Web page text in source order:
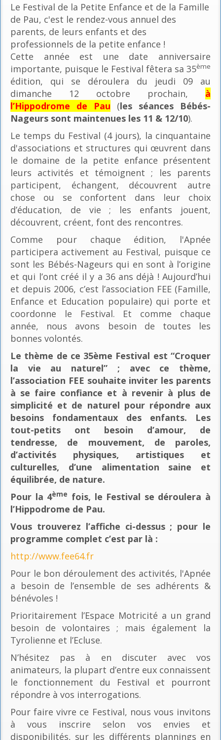
Le Festival de la Petite Enfance et de la Famille
de Pau, c'est le rendez-vous annuel des
parents, de leurs enfants et des
professionnels de la petite enfance !
Cette année est une date anniversaire
importante, puisque le Festival fêtera sa 35ème
édition, qui se déroulera du jeudi 09 au
dimanche 12 octobre prochain, à
l’Hippodrome de Pau (les séances Bébés-
Nageurs sont maintenues les 11 & 12/10).
Le temps du Festival (4 jours), la cinquantaine
d'associations et structures qui œuvrent dans
le domaine de la petite enfance présentent
leurs activités et témoignent ; les parents
participent, échangent, découvrent autre
chose ou se confortent dans leur choix
d’éducation, de vie ; les enfants jouent,
découvrent, créent, font des rencontres.
Comme pour chaque édition, l'Apnée
participera activement au Festival, puisque ce
sont les Bébés-Nageurs qui en sont à l’origine
et qui l’ont créé il y a 36 ans déjà ! Aujourd’hui
et depuis 2006, c’est l’association FEE (Famille,
Enfance et Education populaire) qui porte et
coordonne le Festival. Et comme chaque
année, nous avons besoin de toutes les
bonnes volontés.
Le thème de ce 35ème Festival est “Croquer
la vie au naturel” ; avec ce thème,
l’association FEE souhaite inviter les parents
à se faire confiance et à revenir à plus de
simplicité et de naturel pour répondre aux
besoins fondamentaux des enfants. Les
tout-petits ont besoin d’amour, de
tendresse, de mouvement, de paroles,
d’activités physiques, artistiques et
culturelles, d’une alimentation saine et
équilibrée, de nature.
Pour la 4ème fois, le Festival se déroulera à
l’Hippodrome de Pau.
Vous trouverez l’affiche ci-dessus ; pour le
programme complet c’est par là :
http://www.fee64.fr
Pour le bon déroulement des activités, l'Apnée
a besoin de l’ensemble de ses adhérents &
bénévoles !
Prioritairement l’Espace Motricité a un grand
besoin de volontaires ; mais également la
Tyrolienne et l’Ecluse.
N’hésitez pas à en discuter avec vos
animateurs, la plupart d’entre eux connaissent
le fonctionnement du Festival et pourront
répondre à vos interrogations.
Pour faire vivre ce Festival, nous vous invitons
à vous inscrire selon vos envies et
disponibilités, sur les différents plannings en